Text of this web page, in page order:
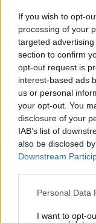
If you wish to opt-
processing of your
targeted
section to confirm
opt-out request is
interest-based ads
us or personal
your opt-out. You
disclosure of your
IAB’s list of
also be disclosed
Downstream
Please note that
not limited to your
Personal Data
I want to opt-
07.08.2026, 06:39
Cut The Rope